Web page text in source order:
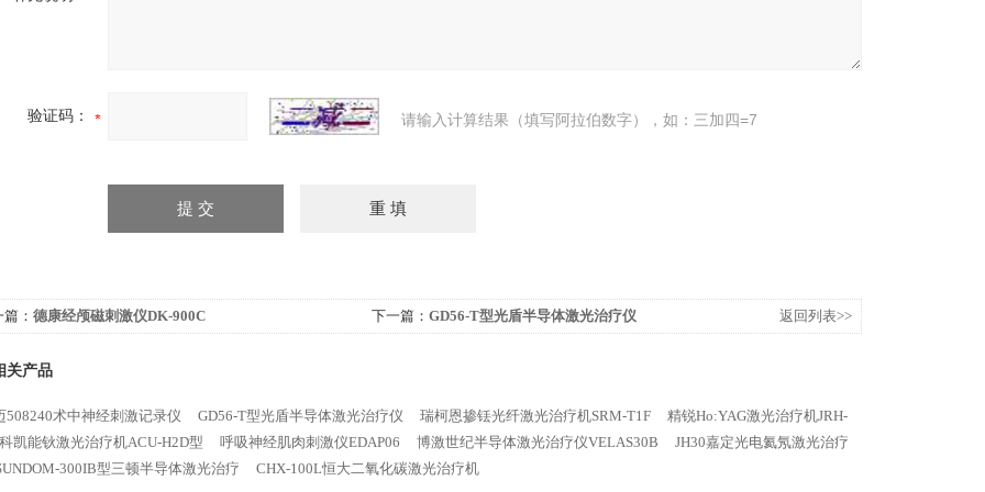
验证码： 请输入计算结果（填写阿拉伯数字），如：三加四=7
： 德康经颅磁刺激仪DK-900C 下一篇： GD56-T型光盾半导体激光治疗仪 返回列表>>
关产品
508240术中神经刺激记录仪 GD56-T型光盾半导体激光治疗仪 瑞柯恩掺铥光纤激光治疗机SRM-T1F
精锐Ho:YAG激光治疗机JRH-
凯能钬激光治疗机ACU-H2D型 呼吸神经肌肉刺激仪EDAP06 博激世纪半导体激光治疗仪VELAS30B
JH30嘉定光电氦氖激光治疗
300IB型三顿半导体激光治疗 CHX-100L恒大二氧化碳激光治疗机